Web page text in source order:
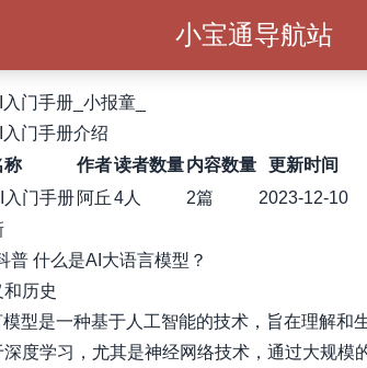
小宝通导航站
门手册_小报童_
门手册介绍
称
作者读者数量 内容数量
更新时间
入门手册 阿丘 4人 2篇
2023-12-10
普 什么是AI大语言模型？
历史
型是一种基于人工智能的技术，旨在理解和
度学习，尤其是神经网络技术，通过大规模